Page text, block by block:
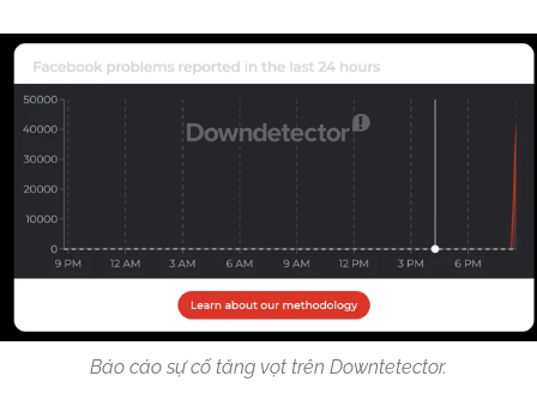
Báo cáo sự cố tăng vọt trên Downtetector.